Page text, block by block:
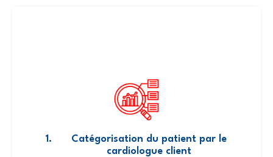
Catégorisation du patient par le
cardiologue client
sur la plateforme Gervasy en fonction des
caractéristiques cliniques du patient et de
l’objectif médical du service Gervasy